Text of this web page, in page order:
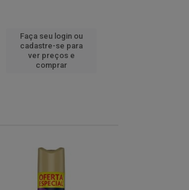
Faça seu login ou
cadastre-se para
ver preços e
comprar